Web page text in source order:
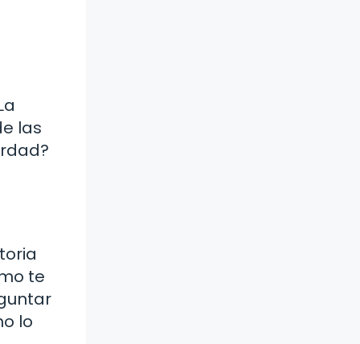
las
te
lo